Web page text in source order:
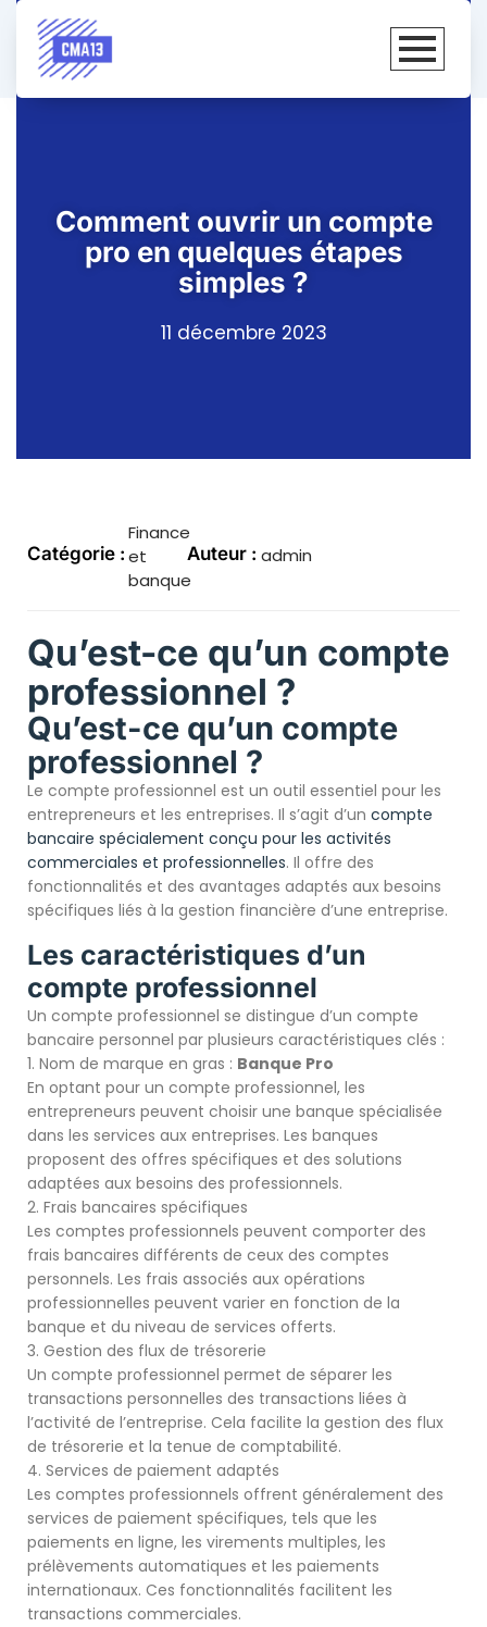
Comment ouvrir un compte
pro en quelques étapes
simples ?
11 décembre 2023
Catégorie :
Finance
et
banque
Auteur : admin
Qu’est-ce qu’un compte
professionnel ?
Qu’est-ce qu’un compte
professionnel ?
Le compte professionnel est un outil essentiel pour les
entrepreneurs et les entreprises. Il s’agit d’un compte
bancaire spécialement conçu pour les activités
commerciales et professionnelles. Il offre des
fonctionnalités et des avantages adaptés aux besoins
spécifiques liés à la gestion financière d’une entreprise.
Les caractéristiques d’un
compte professionnel
Un compte professionnel se distingue d’un compte
bancaire personnel par plusieurs caractéristiques clés :
1. Nom de marque en gras : Banque Pro
En optant pour un compte professionnel, les
entrepreneurs peuvent choisir une banque spécialisée
dans les services aux entreprises. Les banques
proposent des offres spécifiques et des solutions
adaptées aux besoins des professionnels.
2. Frais bancaires spécifiques
Les comptes professionnels peuvent comporter des
frais bancaires différents de ceux des comptes
personnels. Les frais associés aux opérations
professionnelles peuvent varier en fonction de la
banque et du niveau de services offerts.
3. Gestion des flux de trésorerie
Un compte professionnel permet de séparer les
transactions personnelles des transactions liées à
l’activité de l’entreprise. Cela facilite la gestion des flux
de trésorerie et la tenue de comptabilité.
4. Services de paiement adaptés
Les comptes professionnels offrent généralement des
services de paiement spécifiques, tels que les
paiements en ligne, les virements multiples, les
prélèvements automatiques et les paiements
internationaux. Ces fonctionnalités facilitent les
transactions commerciales.